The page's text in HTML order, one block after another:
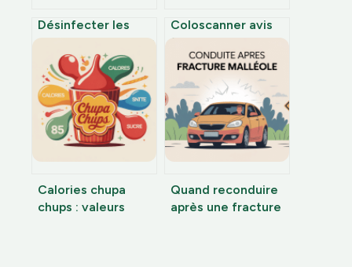
Désinfecter les
chaussures sans les
abîmer guide
complet et
méthodes fiables
Coloscanner avis
fiables : ce qu’il
faut vraiment
savoir avant
l’examen
Calories chupa
chups : valeurs
Quand reconduire
après une fracture